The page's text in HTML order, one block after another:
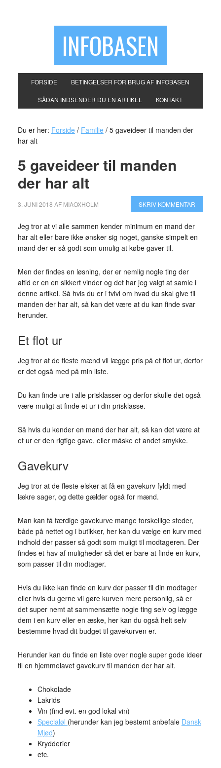
INFOBASEN
FORSIDE BETINGELSER FOR BRUG AF INFOBASEN
SÅDAN INDSENDER DU EN ARTIKEL KONTAKT
Du er her: Forside / Familie /5 gaveideer til manden der
har alt
5 gaveideer til manden
der har alt
3. JUNI 2018 AF MIAOXHOLM SKRIV KOMMENTAR
Jeg tror at vi alle sammen kender minimum en mand der
har alt eller bare ikke ønsker sig noget, ganske simpelt en
mand der er så godt som umulig at købe gaver til.
Men der findes en løsning, der er nemlig nogle ting der
altid er en en sikkert vinder og det har jeg valgt at samle i
denne artikel. Så hvis du er i tvivl om hvad du skal give til
manden der har alt, så kan det være at du kan finde svar
herunder.
Et flot ur
Jeg tror at de fleste mænd vil lægge pris på et flot ur, derfor
er det også med på min liste.
Du kan finde ure i alle prisklasser og derfor skulle det også
være muligt at finde et ur i din prisklasse.
Så hvis du kender en mand der har alt, så kan det være at
et ur er den rigtige gave, eller måske et andet smykke.
Gavekurv
Jeg tror at de fleste elsker at få en gavekurv fyldt med
lækre sager, og dette gælder også for mænd.
Man kan få færdige gavekurve mange forskellige steder,
både på nettet og i butikker, her kan du vælge en kurv med
indhold der passer så godt som muligt til modtageren. Der
findes et hav af muligheder så det er bare at finde en kurv,
som passer til din modtager.
Hvis du ikke kan finde en kurv der passer til din modtager
eller hvis du gerne vil gøre kurven mere personlig, så er
det super nemt at sammensætte nogle ting selv og lægge
dem i en kurv eller en æske, her kan du også helt selv
bestemme hvad dit budget til gavekurven er.
Herunder kan du finde en liste over nogle super gode ideer
til en hjemmelavet gavekurv til manden der har alt.
Chokolade
Lakrids
Vin (find evt. en god lokal vin)
Specialøl (herunder kan jeg bestemt anbefale Dansk
Mjød)
Krydderier
etc.